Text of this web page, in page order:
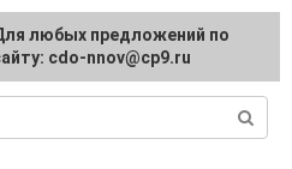
любых предложений по
cdo-nnov@cp9.ru